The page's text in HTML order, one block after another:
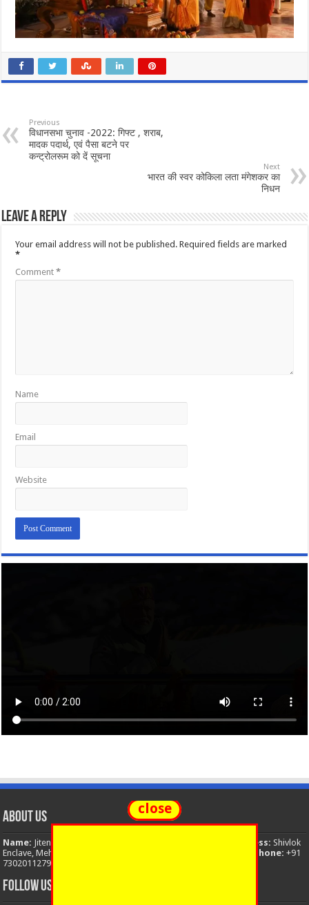
Previous
विधानसभा चुनाव -2022: गिफ्ट , शराब,
मादक पदार्थ, एवं पैसा बटने पर
कन्ट्रोलरूम को दें सूचना
Next
भारत की स्वर कोकिला लता मंगेशकर का
निधन
Leave a Reply
Your email address will not be published. Required fields are marked
*
Comment*
Name
Email
Website
About Us
Name: Jitendra Singh Address: Shivlok
Enclave, Mehuwala Mafi, Dehradun, Uttarakhand, 248001, India
Phone: +91
7302011279
FOLLOW US
close